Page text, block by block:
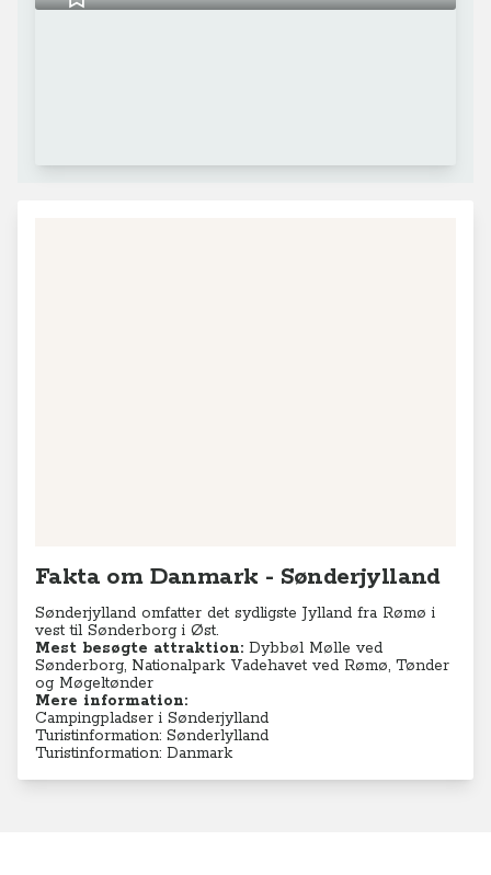
Fakta om Danmark - Sønderjylland
Sønderjylland omfatter det sydligste Jylland fra Rømø i
vest til Sønderborg i Øst.
Mest besøgte attraktion: Dybbøl Mølle ved
Sønderborg, Nationalpark Vadehavet ved Rømø, Tønder
og Møgeltønder
Mere information:
Campingpladser i Sønderjylland
Turistinformation: Sønderlylland
Turistinformation: Danmark